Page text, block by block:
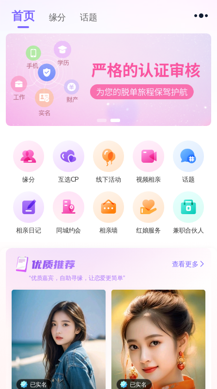
首页 缘分 话题
缘分 互选CP 线下活动 视频相亲 话题
相亲日记 同城约会 相亲墙 红娘服务 兼职合伙人
查看更多
“优质嘉宾，自助寻缘，让恋爱更简单”
已实名 已实名